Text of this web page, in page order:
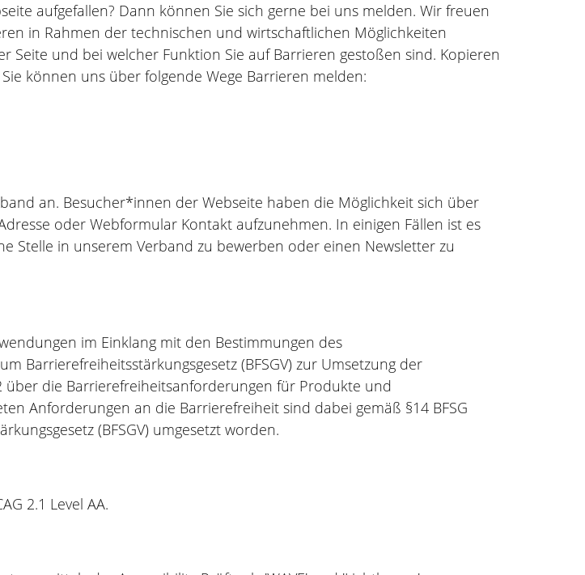
aufgefallen? Dann können Sie sich gerne bei uns melden. Wir freuen
in Rahmen der technischen und wirtschaftlichen Möglichkeiten
Seite und bei welcher Funktion Sie auf Barrieren gestoßen sind. Kopieren
können uns über folgende Wege Barrieren melden:
an. Besucher*innen der Webseite haben die Möglichkeit sich über
oder Webformular Kontakt aufzunehmen. In einigen Fällen ist es
Stelle in unserem Verband zu bewerben oder einen Newsletter zu
im Einklang mit den Bestimmungen des
Barrierefreiheitsstärkungsgesetz (BFSGV) zur Umsetzung der
über die Barrierefreiheitsanforderungen für Produkte und
Anforderungen an die Barrierefreiheit sind dabei gemäß §14 BFSG
(BFSGV) umgesetzt worden.
2.1 Level AA.